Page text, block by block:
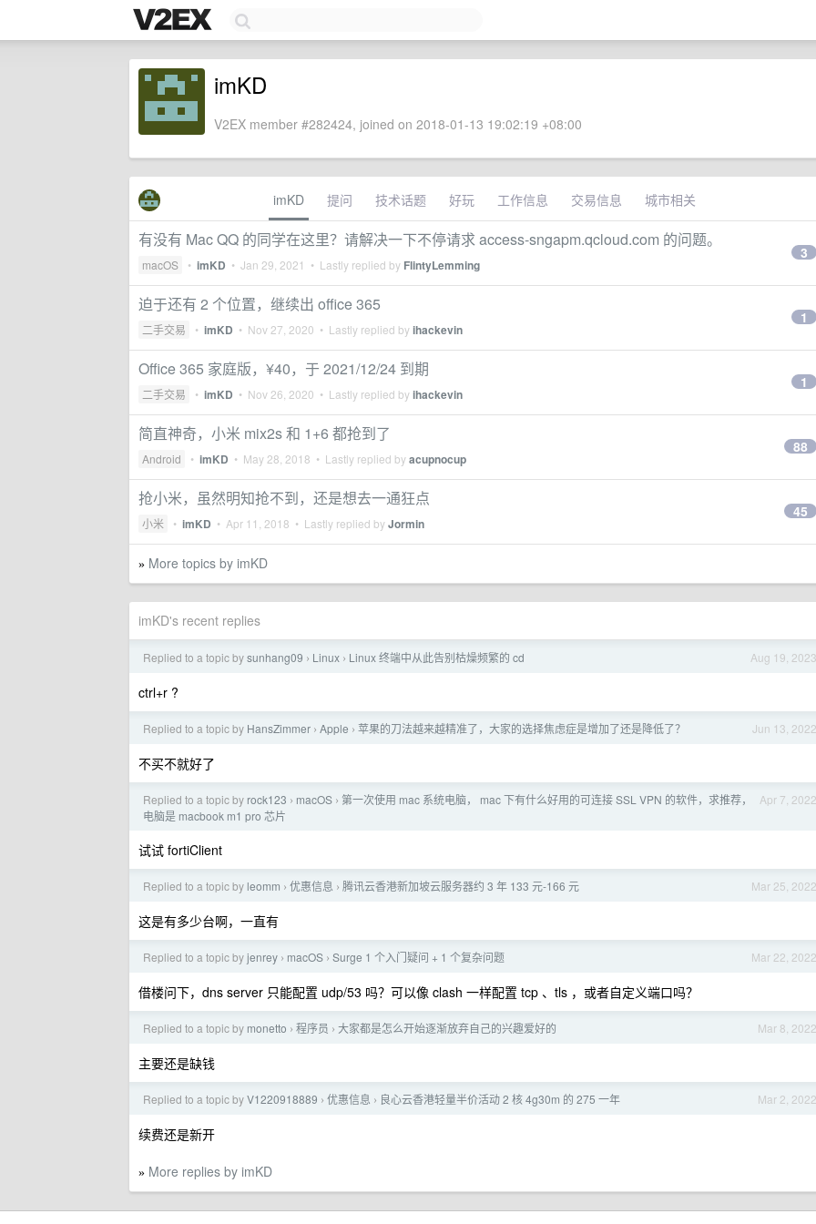
imKD
V2EX member #282424, joined on 2018-01-13 19:02:19 +08:00
imKD 提问 技术话题 好玩 工作信息 交易信息 城市相关
有没有 Mac QQ 的同学在这里？请解决一下不停请求 access-sngapm.qcloud.com 的问题。
macOS • imKD • Jan 29, 2021 • Lastly replied by FlintyLemming
3
迫于还有 2 个位置，继续出 office 365
二手交易 • imKD • Nov 27, 2020 • Lastly replied byihackevin
1
Office 365 家庭版，¥40，于 2021/12/24 到期
二手交易 • imKD • Nov 26, 2020 • Lastly replied byihackevin
1
简直神奇，小米 mix2s 和 1+6 都抢到了
Android • imKD • May 28, 2018 • Lastly replied byacupnocup
88
抢小米，虽然明知抢不到，还是想去一通狂点
小米 • imKD • Apr 11, 2018 • Lastly replied byJormin
45
» More topics by imKD
imKD's recent replies
Aug 19, 2023
Replied to a topic bysunhang09 › Linux › Linux 终端中从此告别枯燥频繁的 cd
ctrl+r ?
Jun 13, 2022
Replied to a topic by HansZimmer › Apple › 苹果的刀法越来越精准了，大家的选择焦虑症是增加了还是降低了？
不买不就好了
Apr 7, 2022
Replied to a topic by rock123 › macOS › 第一次使用 mac 系统电脑， mac 下有什么好用的可连接 SSL VPN 的软件，求推荐，
电脑是 macbook m1 pro 芯片
试试 fortiClient
Mar 25, 2022
Replied to a topic by leomm › 优惠信息 › 腾讯云香港新加坡云服务器约 3 年 133 元-166 元
这是有多少台啊，一直有
Mar 22, 2022
Replied to a topic byjenrey › macOS › Surge 1 个入门疑问 + 1 个复杂问题
借楼问下，dns server 只能配置 udp/53 吗？可以像 clash 一样配置 tcp 、tls ，或者自定义端口吗？
Mar 8, 2022
Replied to a topic by monetto › 程序员 › 大家都是怎么开始逐渐放弃自己的兴趣爱好的
主要还是缺钱
Mar 2, 2022
Replied to a topic byV1220918889 › 优惠信息 › 良心云香港轻量半价活动 2 核 4g30m 的 275 一年
续费还是新开
» More replies by imKD